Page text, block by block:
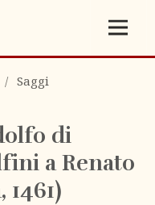
/ Saggi
di
a Renato
1461)